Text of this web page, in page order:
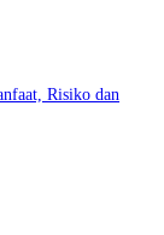
Risiko dan